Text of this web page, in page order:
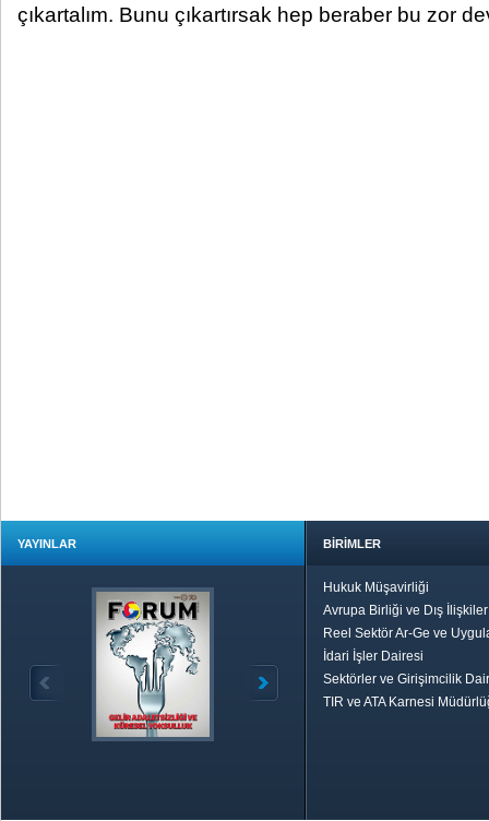
çıkartalım. Bunu çıkartırsak hep beraber bu zor
YAYINLAR BİRİMLER
Hukuk Müşavirliği
Avrupa Birliği ve Dış
Reel Sektör Ar-Ge ve
İdari İşler Dairesi
Sektörler ve Girişimcilik
TIR ve ATA Karnesi